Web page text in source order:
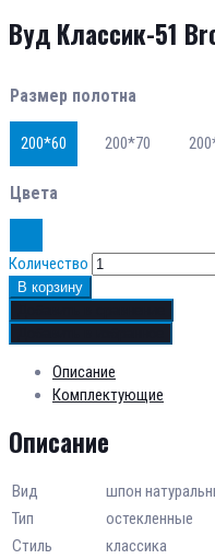
Вуд Классик-51
Размер полотна
200*60 200*70
Цвета
Количество
В корзину
Описание
Комплектующие
Описание
Вид
шпон
Тип
остекленные
Стиль
классика